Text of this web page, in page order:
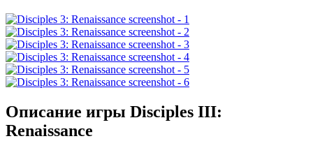
Описание игры Disciples III:
Renaissance